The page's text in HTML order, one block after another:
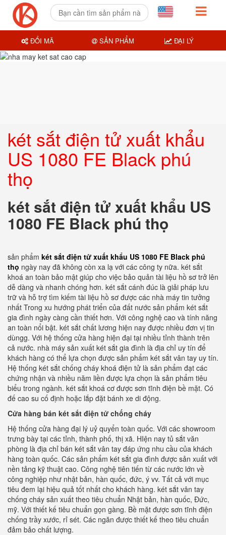
két sắt điện tử xuất khẩu
US 1080 FE Black phú
thọ
két sắt điện tử xuất khẩu US
1080 FE Black phú thọ
sản phẩm két sắt điện tử xuất khẩu US 1080 FE Black phú
thọ ngày nay đã không còn xa lạ với các công ty nữa. két sắt
khoá an toàn bảo mật giúp cho việc bảo quản tài liệu hồ sơ trở lên
dễ dàng và nhanh chóng hơn. két sắt cánh đúc là giải pháp lưu
trữ và hỗ trợ tìm kiếm tài liệu hồ sơ được các nhà máy tin tưởng
nhất Trong xu hướng phát triển của đất nước sản phẩm két sắt
gia đình ngày càng cần thiết hơn. Với công nghệ cao và tính năng
an toàn nổi bật. két sắt chất lương hiện nay được nhiều đơn vị tin
dùngg. Với hệ thống cửa hàng hiện đại tại nhiều tỉnh thành trên
cả nước. nhà máy sản xuất két sắt gia đình là địa chỉ uy tín để
khách hàng có thể lựa chọn được sản phẩm két sắt vân tay uy tín.
Hệ thống két sắt chống cháy khoá điện tử là sản phẩm đạt các
chứng nhận và nhiều năm liền được lựa chọn là sản phẩm tiêu
biểu trong ngành. két sắt khoá cơ được sơn tĩnh điện bề mặt. Có
đế cao su cố định hoặc lắp đặt bánh xe di động.
Cửa hàng bán két sắt điện tử chống cháy
Hệ thống cửa hàng đại lý uỷ quyển toàn quốc. Với các showroom
trưng bày tại các tỉnh, thành phố, thị xã. HIện nay tủ sắt văn
phòng là địa chỉ bán két sắt vân tay đáp ứng nhu cầu của khách
hàng toàn quốc. Các sản phẩm két sắt gia đình được sản xuất với
nền tảng kỹ thuật cao. Công nghệ tiên tiến từ các nước lớn về
công nghiệp như nhật bản, hàn quốc, đức, ý vv. Tất cả với mục
tiêu đem lại hiệu quả tốt nhất cho khách hàng. két sắt vân tay
chống cháy sản xuất theo tiêu chuẩn Nhật bản, hàn quốc, Đức,
mỹ. Với thiết kế tiêu chuẩn gọn gàng. Bề mặt được sơn tĩnh điện
chống trầy xước, rỉ sét. Các ngăn được thiết kế theo tiêu chuẩn
đảm bảo chất lượng.
ĐỔI MÃ SẢN PHẨM ĐẠI LÝ